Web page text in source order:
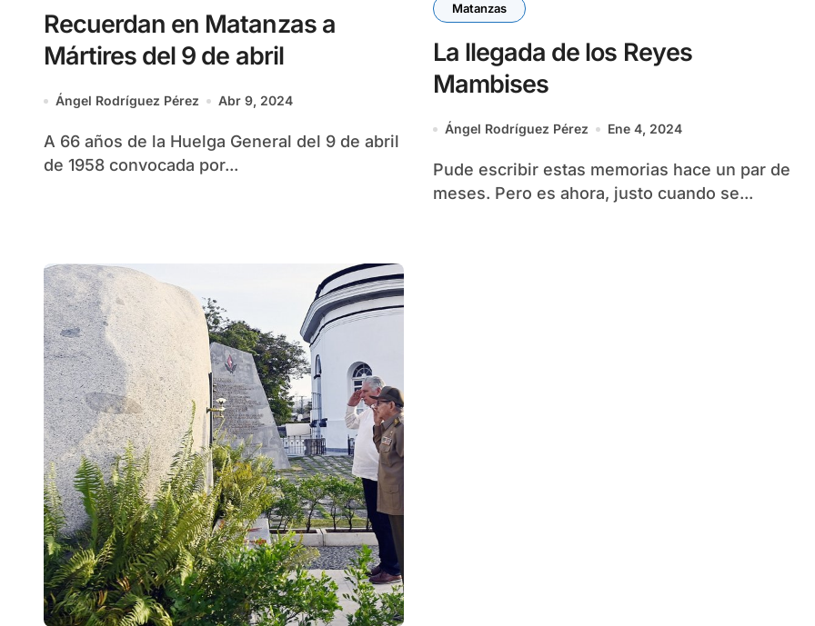
Recuerdan en Matanzas a
Mártires del 9 de abril
Ángel Rodríguez Pérez Abr 9, 2024
A 66 años de la Huelga General del 9 de abril
de 1958 convocada por...
Matanzas
La llegada de los Reyes
Mambises
Ángel Rodríguez Pérez Ene 4, 2024
Pude escribir estas memorias hace un par de
meses. Pero es ahora, justo cuando se...